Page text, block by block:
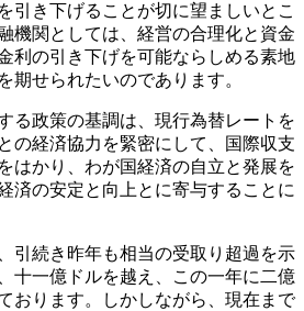
引き下げることが切に望ましいとこ
機関としては、経営の合理化と資金
利の引き下げを可能ならしめる素地
期せられたいのであります。
る政策の基調は、現行為替レートを
の経済協力を緊密にして、国際収支
はかり、わが国経済の自立と発展を
済の安定と向上とに寄与することに
引続き昨年も相当の受取り超過を示
十一億ドルを越え、この一年に二億
おります。しかしながら、現在まで